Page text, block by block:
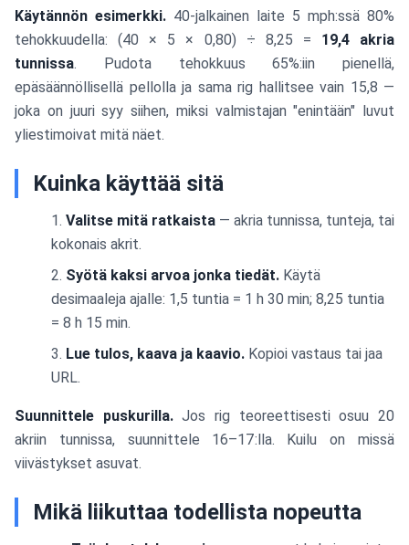
Käytännön esimerkki. 40-jalkainen laite 5 mph:ssä 80%
tehokkuudella: (40 × 5 × 0,80) ÷ 8,25 = 19,4 akria
tunnissa. Pudota tehokkuus 65%:iin pienellä,
epäsäännöllisellä pellolla ja sama rig hallitsee vain 15,8 —
joka on juuri syy siihen, miksi valmistajan "enintään" luvut
yliestimoivat mitä näet.
Kuinka käyttää sitä
Valitse mitä ratkaista — akria tunnissa, tunteja, tai
kokonais akrit.
Syötä kaksi arvoa jonka tiedät. Käytä
desimaaleja ajalle: 1,5 tuntia = 1 h 30 min; 8,25 tuntia
= 8 h 15 min.
Lue tulos, kaava ja kaavio. Kopioi vastaus tai jaa
URL.
Suunnittele puskurilla.Jos rig teoreettisesti osuu 20
akriin tunnissa, suunnittele 16–17:lla. Kuilu on missä
viivästykset asuvat.
Mikä liikuttaa todellista nopeutta